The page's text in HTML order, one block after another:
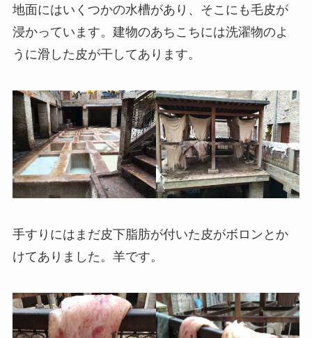
地面にはいくつかの水槽があり、そこにも毛皮が
浸かっています。建物のあちこちには洗濯物のよ
うに滑した皮が干してあります。
手すりにはまだ皮下脂肪が付いた皮がボロンとか
けてありました。羊です。